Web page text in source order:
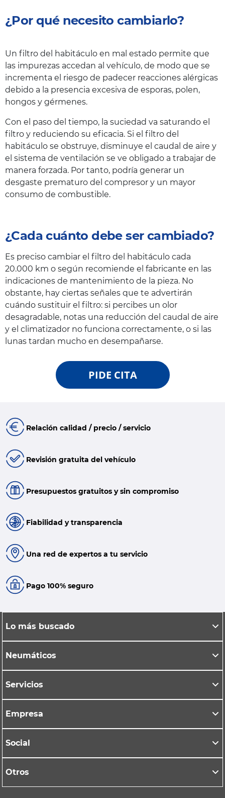
¿Por qué necesito cambiarlo?
Un filtro del habitáculo en mal estado permite que
las impurezas accedan al vehículo, de modo que se
incrementa el riesgo de padecer reacciones alérgicas
debido a la presencia excesiva de esporas, polen,
hongos y gérmenes.
Con el paso del tiempo, la suciedad va saturando el
filtro y reduciendo su eficacia. Si el filtro del
habitáculo se obstruye, disminuye el caudal de aire y
el sistema de ventilación se ve obligado a trabajar de
manera forzada. Por tanto, podría generar un
desgaste prematuro del compresor y un mayor
consumo de combustible.
¿Cada cuánto debe ser cambiado?
Es preciso cambiar el filtro del habitáculo cada
20.000 km o según recomiende el fabricante en las
indicaciones de mantenimiento de la pieza. No
obstante, hay ciertas señales que te advertirán
cuándo sustituir el filtro: si percibes un olor
desagradable, notas una reducción del caudal de aire
y el climatizador no funciona correctamente, o si las
lunas tardan mucho en desempañarse.
PIDE CITA
Relación calidad / precio / servicio
Revisión gratuita del vehículo
Presupuestos gratuitos y sin compromiso
Fiabilidad y transparencia
Una red de expertos a tu servicio
Pago 100% seguro
Lo más buscado
Neumáticos
Servicios
Empresa
Social
Otros